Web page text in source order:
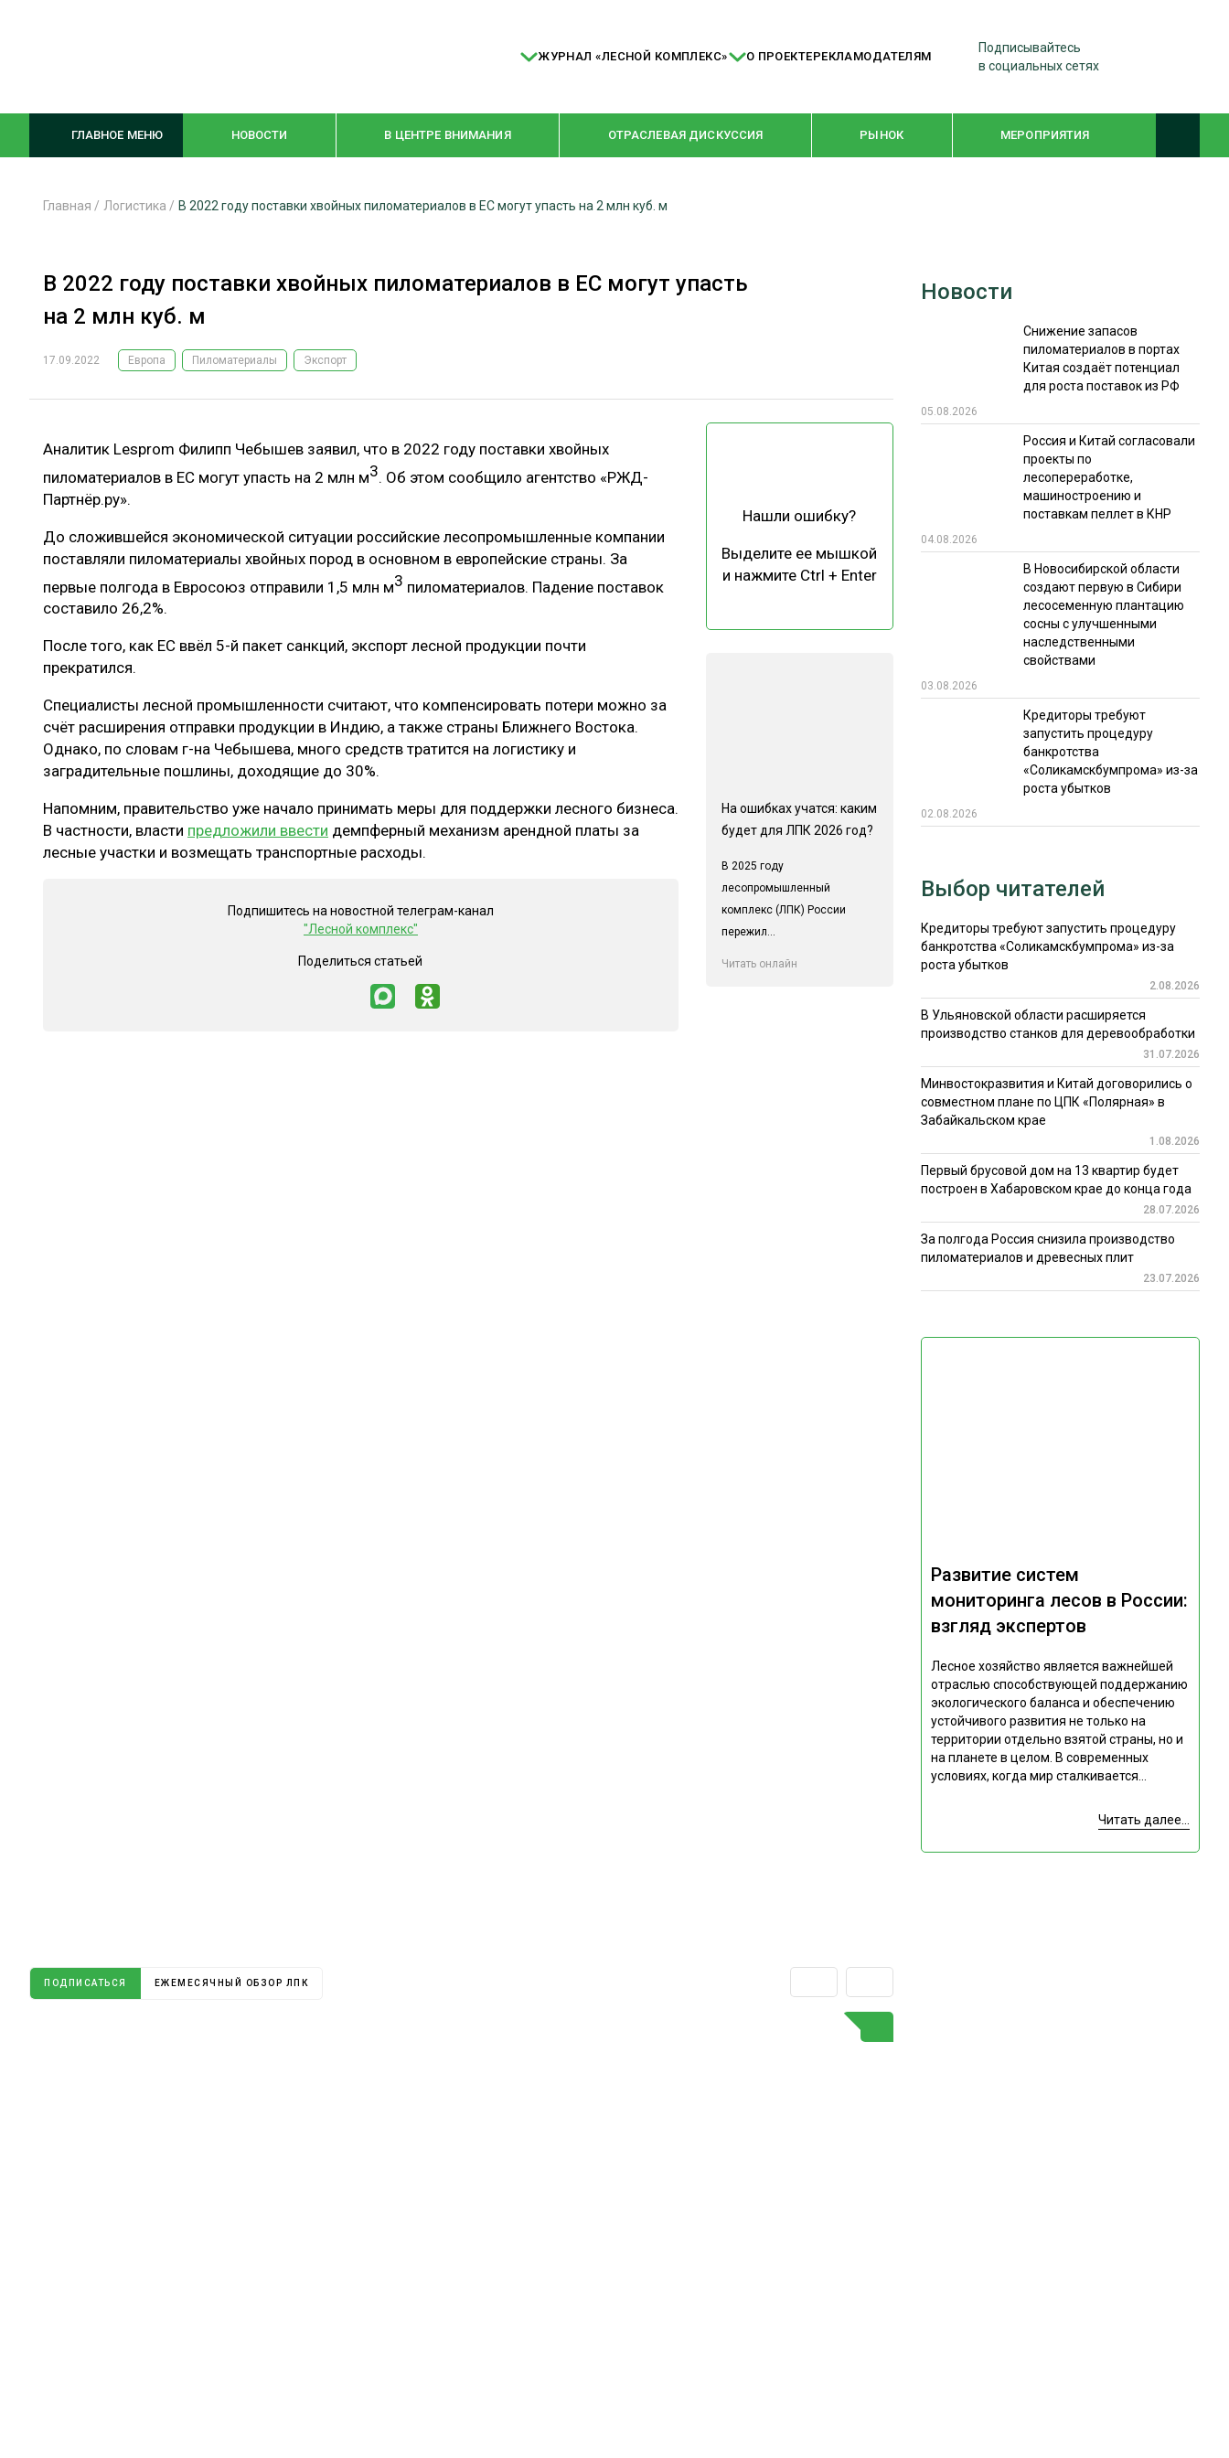
ЖУРНАЛ «ЛЕСНОЙ КОМПЛЕКС» О ПРОЕКТЕРЕКЛАМОДАТЕЛЯМ
Подписывайтесь
в социальных сетях
ГЛАВНОЕ МЕНЮ НОВОСТИ В ЦЕНТРЕ ВНИМАНИЯ ОТРАСЛЕВАЯ ДИСКУССИЯ РЫНОК МЕРОПРИЯТИЯ
ЛЕСОЗАГОТОВКА
ОБРАБОТКА ДРЕВЕСИНЫ
ЦИФРОВАЯ СРЕДА
ЛОГИСТИКА
ПРОИЗВОДСТВО ДРЕВЕСНЫХ ПЛИТ
ЛЕСОПИЛЕНИЕ
БЕЗОПАСНОЕ ПРОИЗВОДСТВО
МЕБЕЛЬНОЕ ПРОИЗВОДСТВО
РУБРИКИ
КРУПНЫМ ПЛАНОМ
ОТРАСЛЕВАЯ ДИСКУССИЯ
WOODEX-2021
СУШКА ДРЕВЕСИНЫ
ЭКСПЕРТНОЕ МНЕНИЕ
КАЛЕНДАРЬ ВЫСТАВОК ИТОГИ МЕРОПРИЯТИЙ
Главная / Логистика / В 2022 году поставки хвойных пиломатериалов в ЕС могут упасть на 2 млн куб. м
В 2022 году поставки хвойных пиломатериалов в ЕС могут упасть
на 2 млн куб. м
17.09.2022 Европа Пиломатериалы Экспорт
Аналитик Lesprom Филипп Чебышев заявил, что в 2022 году поставки хвойных
пиломатериалов в ЕС могут упасть на 2 млн м3. Об этом сообщило агентство «РЖД-
Партнёр.ру».
До сложившейся экономической ситуации российские лесопромышленные компании
поставляли пиломатериалы хвойных пород в основном в европейские страны. За
первые полгода в Евросоюз отправили 1,5 млн м3 пиломатериалов. Падение поставок
составило 26,2%.
После того, как ЕС ввёл 5-й пакет санкций, экспорт лесной продукции почти
прекратился.
Специалисты лесной промышленности считают, что компенсировать потери можно за
счёт расширения отправки продукции в Индию, а также страны Ближнего Востока.
Однако, по словам г-на Чебышева, много средств тратится на логистику и
заградительные пошлины, доходящие до 30%.
Напомним, правительство уже начало принимать меры для поддержки лесного бизнеса.
В частности, власти предложили ввести демпферный механизм арендной платы за
лесные участки и возмещать транспортные расходы.
Подпишитесь на новостной телеграм-канал
"Лесной комплекс"
Поделиться статьей
Нашли ошибку?
Выделите ее мышкой
и нажмите Ctrl + Enter
На ошибках учатся: каким
будет для ЛПК 2026 год?
В 2025 году
лесопромышленный
комплекс (ЛПК) России
пережил...
Читать онлайн
Новости
Снижение запасов
пиломатериалов в портах
Китая создаёт потенциал
для роста поставок из РФ
05.08.2026
Россия и Китай согласовали
проекты по
лесопереработке,
машиностроению и
поставкам пеллет в КНР
04.08.2026
В Новосибирской области
создают первую в Сибири
лесосеменную плантацию
сосны с улучшенными
наследственными
свойствами
03.08.2026
Кредиторы требуют
запустить процедуру
банкротства
«Соликамскбумпрома» из-за
роста убытков
02.08.2026
Развитие систем
мониторинга лесов в России:
взгляд экспертов
Лесное хозяйство является важнейшей
отраслью способствующей поддержанию
экологического баланса и обеспечению
устойчивого развития не только на
территории отдельно взятой страны, но и
на планете в целом. В современных
условиях, когда мир сталкивается...
Читать далее...
ПОДПИСАТЬСЯ ЕЖЕМЕСЯЧНЫЙ ОБЗОР ЛПК
Выбор читателей
Кредиторы требуют запустить процедуру
банкротства «Соликамскбумпрома» из-за
роста убытков
2.08.2026
В Ульяновской области расширяется
производство станков для деревообработки
31.07.2026
Минвостокразвития и Китай договорились о
совместном плане по ЦПК «Полярная» в
Забайкальском крае
1.08.2026
Первый брусовой дом на 13 квартир будет
построен в Хабаровском крае до конца года
28.07.2026
За полгода Россия снизила производство
пиломатериалов и древесных плит
23.07.2026